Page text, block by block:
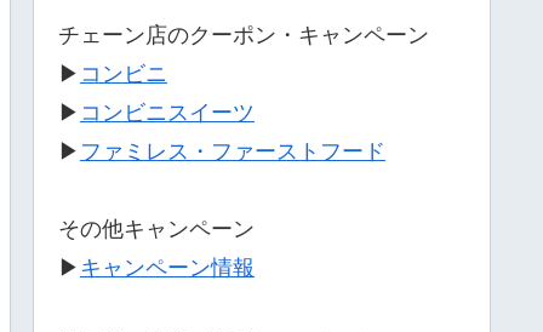
チェーン店のクーポン・キャンペーン
▶ コンビニ
▶ コンビニスイーツ
▶ ファミレス・ファーストフード
その他キャンペーン
▶ キャンペーン情報